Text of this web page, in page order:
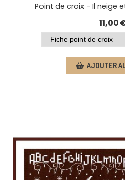
Point de croix - Il neige
11,00
AJOUTER